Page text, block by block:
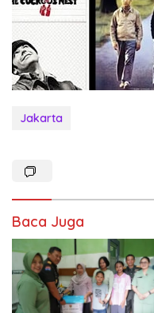
Jakarta
Baca Juga